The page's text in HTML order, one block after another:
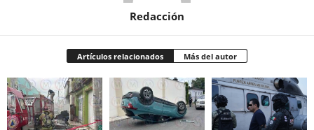
Redacción
Artículos relacionados Más del autor